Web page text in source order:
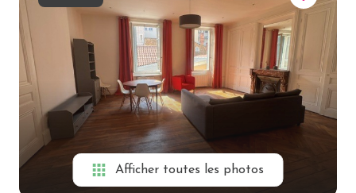
Alerte
e-
mail
Biens
vendus
Contact
Afficher toutes les photos